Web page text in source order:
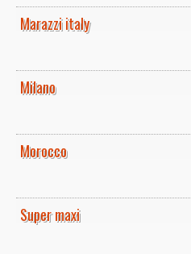
Marazzi italy
Milano
Morocco
Super maxi